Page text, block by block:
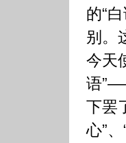
的“
别。
今天
语
下罢
心”